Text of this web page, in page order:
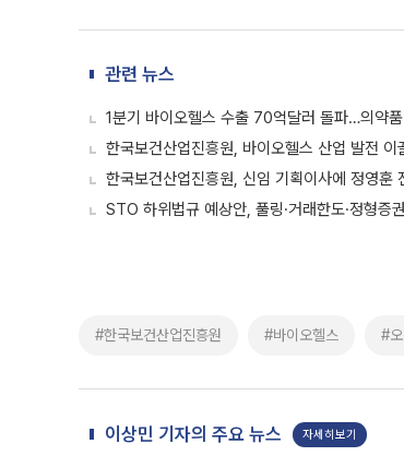
관련 뉴스
1분기 바이오헬스 수출 70억달러 돌파…의약품
한국보건산업진흥원, 바이오헬스 산업 발전 이
한국보건산업진흥원, 신임 기획이사에 정영훈
STO 하위법규 예상안, 풀링·거래한도·정형증
#한국보건산업진흥원 #바이오헬스 #
이상민 기자의 주요 뉴스 자세히보기